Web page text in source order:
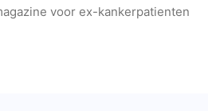
voor ex-kankerpatienten